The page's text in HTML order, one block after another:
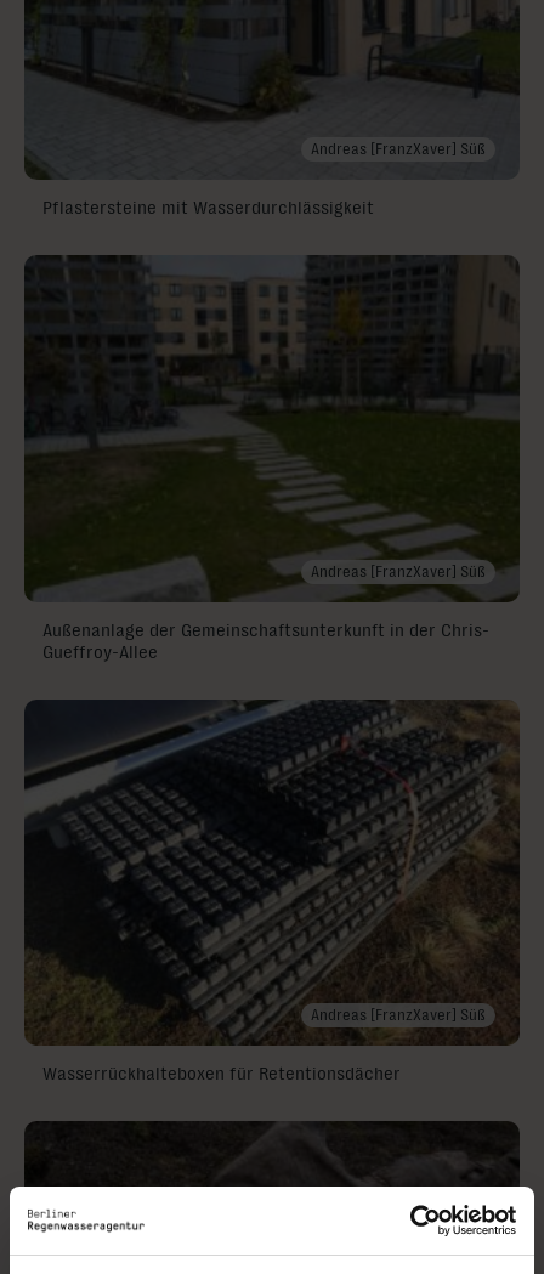
Andreas [FranzXaver] Süß
Pflastersteine mit Wasserdurchlässigkeit
Andreas [FranzXaver] Süß
Außenanlage der Gemeinschaftsunterkunft in der Chris-
Gueffroy-Allee
Andreas [FranzXaver] Süß
Wasserrückhalteboxen für Retentionsdächer